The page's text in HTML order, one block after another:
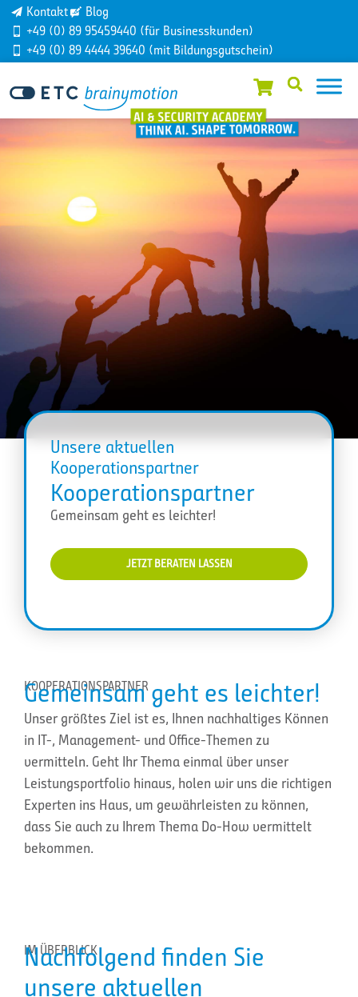
Kontakt
Blog
+49 (0) 89 95459440 (für Businesskunden)
+49 (0) 89 4444 39640 (mit Bildungsgutschein)
Unsere aktuellen
Kooperationspartner
Kooperations­partner
Gemeinsam geht es leichter!
JETZT BERATEN LASSEN
KOOPERATIONSPARTNER
Gemeinsam geht es leichter!
Unser größtes Ziel ist es, Ihnen nachhaltiges Können
in IT-, Management- und Office-Themen zu
vermitteln. Geht Ihr Thema einmal über unser
Leistungsportfolio hinaus, holen wir uns die richtigen
Experten ins Haus, um gewährleisten zu können,
dass Sie auch zu Ihrem Thema Do-How vermittelt
bekommen.
IM ÜBERBLICK
Nachfolgend finden Sie
unsere aktuellen